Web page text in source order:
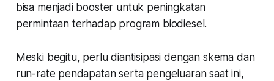
bisa menjadi booster untuk peningkatan
permintaan terhadap program biodiesel.
Meski begitu, perlu diantisipasi dengan skema dan
run-rate pendapatan serta pengeluaran saat ini,